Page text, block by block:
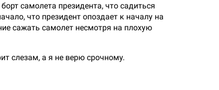
самолета президента, что садиться
что президент опоздает к началу на
сажать самолет несмотря на плохую
слезам, а я не верю срочному.